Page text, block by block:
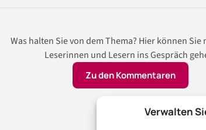
Verwalten
Was halten Sie von dem Thema? Hier können Sie
Leserinnen und Lesern ins Gespräch
Zu den Kommentaren